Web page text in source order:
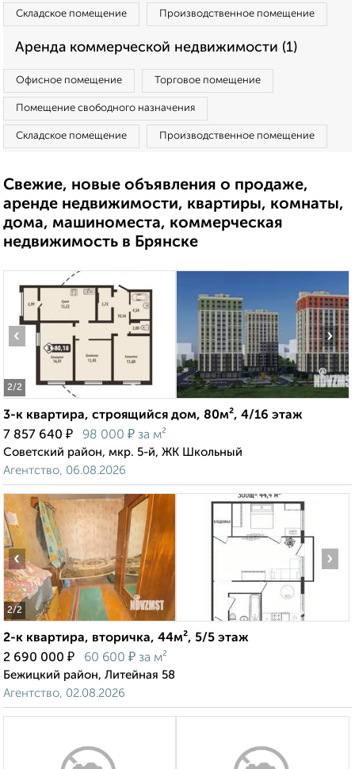
Складское помещение Производственное помещение
Аренда коммерческой недвижимости (1)
Офисное помещение Торговое помещение
Помещение свободного назначения
Складское помещение Производственное помещение
Свежие, новые объявления о продаже,
аренде недвижимости, квартиры, комнаты,
дома, машиноместа, коммерческая
недвижимость в Брянске
2/2
‹ ›
3-к квартира, строящийся дом, 80м², 4/16 этаж
7 857 640 ₽ 98 000 ₽ за м²
Советский район, мкр. 5-й, ЖК Школьный
Агентство, 06.08.2026
2/2
‹ ›
2-к квартира, вторичка, 44м², 5/5 этаж
2 690 000 ₽ 60 600 ₽ за м²
Бежицкий район, Литейная 58
Агентство, 02.08.2026